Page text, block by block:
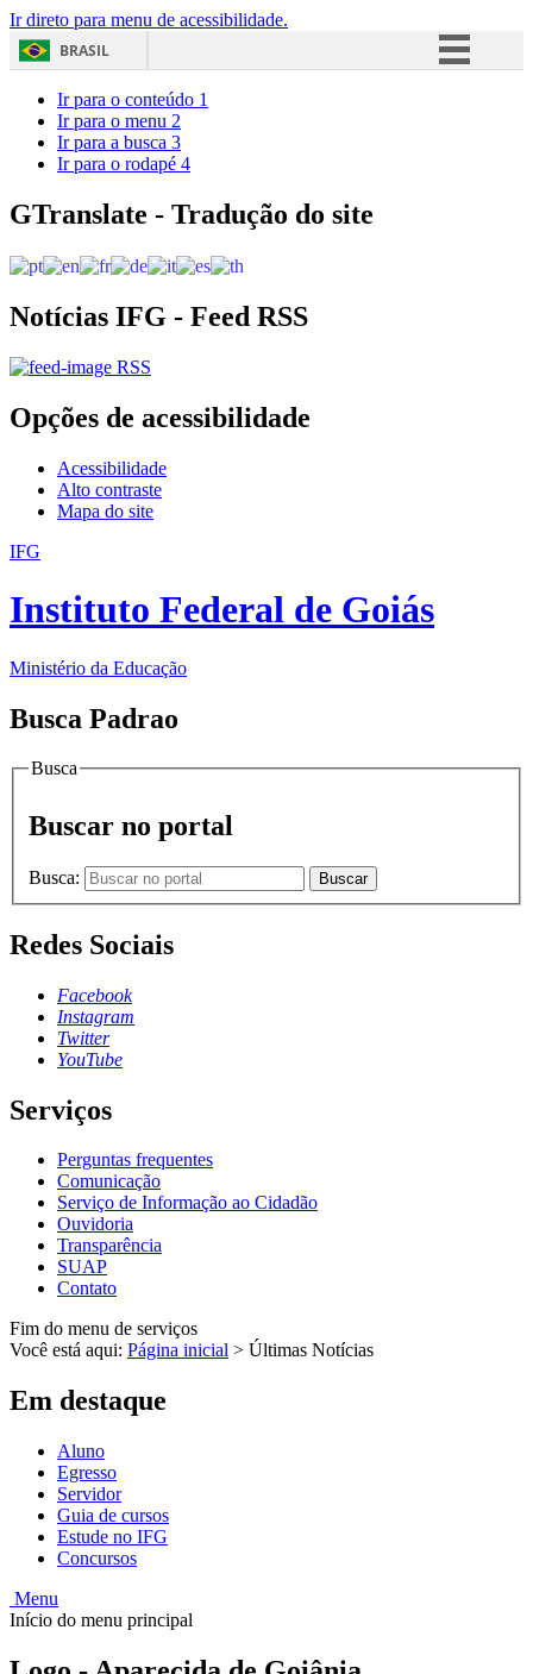
Ir direto para menu de acessibilidade.
BRASIL
Acesso à informação
Ir para o conteúdo 1
Ir para o menu 2
Ir para a busca 3
Ir para o rodapé 4
GTranslate - Tradução do site
Notícias IFG - Feed RSS
RSS
Opções de acessibilidade
Acessibilidade
Alto contraste
Mapa do site
IFG
Instituto Federal de Goiás
Ministério da Educação
Busca Padrao
Busca
Buscar no portal
Busca: Buscar
Redes Sociais
Facebook
Instagram
Twitter
YouTube
Serviços
Perguntas frequentes
Comunicação
Serviço de Informação ao Cidadão
Ouvidoria
Transparência
SUAP
Contato
Fim do menu de serviços
Você está aqui: Página inicial > Últimas Notícias
Em destaque
Aluno
Egresso
Servidor
Guia de cursos
Estude no IFG
Concursos
Menu
Início do menu principal